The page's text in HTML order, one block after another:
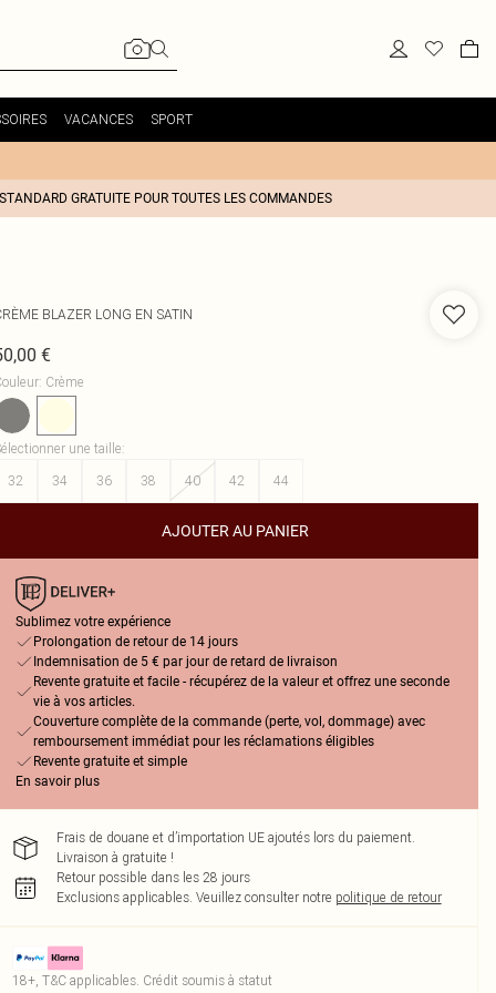
VACANCES SPORT
GRATUITE POUR TOUTES LES COMMANDES
BLAZER LONG EN SATIN
€
: Crème
une taille:
32
34 36 38 40 42 44
AJOUTER AU PANIER
Sublimez votre expérience
Prolongation de retour de 14 jours
Indemnisation de 5 € par jour de retard de livraison
Revente gratuite et facile - récupérez de la valeur et offrez une seconde
vie à vos articles.
Couverture complète de la commande (perte, vol, dommage) avec
remboursement immédiat pour les réclamations éligibles
Revente gratuite et simple
En savoir plus
Frais de douane et d’importation UE ajoutés lors du paiement.
Livraison à gratuite !
Retour possible dans les 28 jours
Exclusions applicables. Veuillez consulter notre politique de retour
18+, T&C applicables. Crédit soumis à statut